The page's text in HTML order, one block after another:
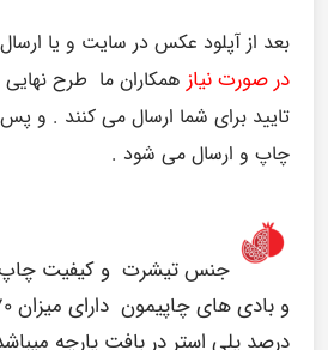
بعد از آپلود عکس در سایت و یا
در صورت نیاز همکاران ما طرح
تایید برای شما ارسال می کنند . و
چاپ و ارسال می شود .
جنس تیشرت و کیفیت
درصد پلی استر در بافت پارچه